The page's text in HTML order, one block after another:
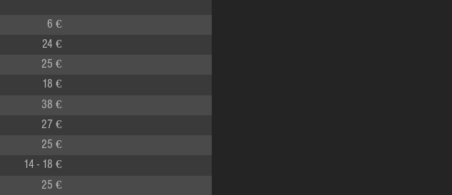
6 €
24 €
25 €
18 €
38 €
27 €
25 €
14 - 18 €
25 €